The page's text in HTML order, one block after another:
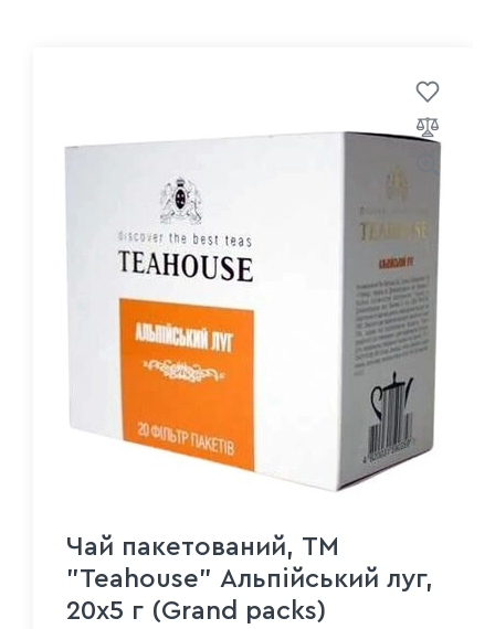
Чай пакетований, ТМ
"Teahouse" Альпійський луг,
20х5 г (Grand packs)